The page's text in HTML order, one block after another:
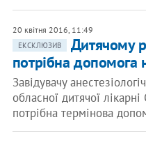
20 квітня 2016, 11:49
ЕКСКЛЮЗИВ
Дитячому
потрібна допомога
Завідувачу
обласної дитячої
потрібна термінова